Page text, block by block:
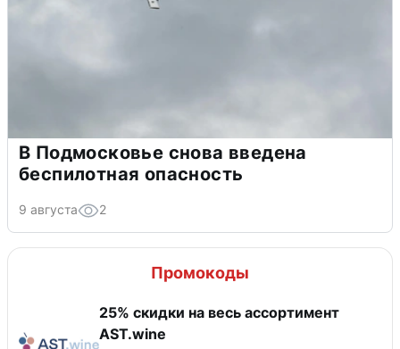
В Подмосковье снова введена
беспилотная опасность
9 августа 2
Промокоды
25% скидки на весь ассортимент
AST.wine